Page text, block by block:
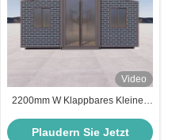
Video
2200mm W Klappbares Kleines
Hurrikansicher
Plaudern Sie Jetzt